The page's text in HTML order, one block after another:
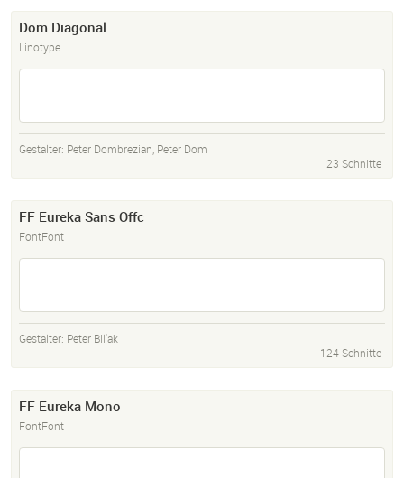
Dom Diagonal
Linotype
Gestalter: Peter Dombrezian, Peter Dom
23 Schnitte
FF Eureka Sans Offc
FontFont
Gestalter: Peter Bil'ak
124 Schnitte
FF Eureka Mono
FontFont